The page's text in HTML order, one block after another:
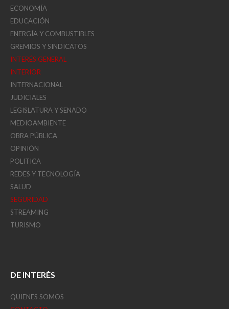
ECONOMÍA
EDUCACIÓN
ENERGÍA Y COMBUSTIBLES
GREMIOS Y SINDICATOS
INTERÉS GENERAL
INTERIOR
INTERNACIONAL
JUDICIALES
LEGISLATURA Y SENADO
MEDIOAMBIENTE
OBRA PÚBLICA
OPINIÓN
POLITICA
REDES Y TECNOLOGÍA
SALUD
SEGURIDAD
STREAMING
TURISMO
DE INTERÉS
QUIENES SOMOS